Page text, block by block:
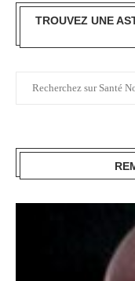
TROUVEZ UNE